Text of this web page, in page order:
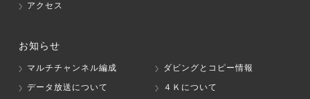
アクセス
お知らせ
マルチチャンネル編成
ダビングとコピー情報
データ放送について
４Ｋについて